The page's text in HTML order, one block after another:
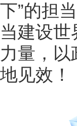
下”的担
当建设
力量，以
地见效！